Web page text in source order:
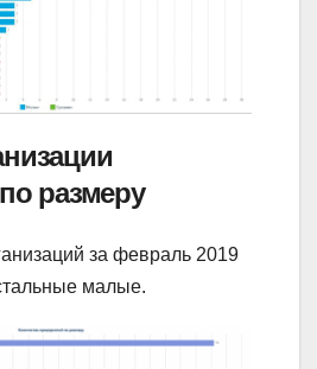
размеру
за февраль 2019
малые.